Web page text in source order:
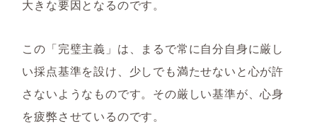
大きな要因となるのです。
この「完璧主義」は、まるで常に自分自身に厳し
い採点基準を設け、少しでも満たせないと心が許
さないようなものです。その厳しい基準が、心身
を疲弊させているのです。